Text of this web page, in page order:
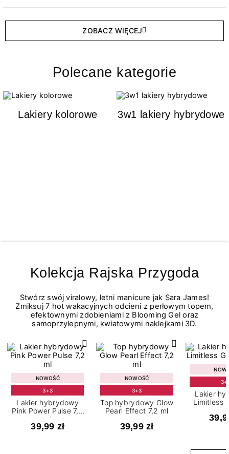
ZOBACZ WIĘCEJ
Polecane kategorie
Lakiery kolorowe 3w1 lakiery hybrydowe
Kolekcja Rajska Przygoda
Stwórz swój viralowy, letni manicure jak Sara James!
Zmiksuj 7 hot wakacyjnych odcieni z perłowym topem,
efektownymi zdobieniami z Blooming Gel oraz
samoprzylepnymi, kwiatowymi naklejkami 3D.
NOWOŚĆ
3+3
Lakier hybrydowy
Pink Power Pulse 7,2
ml
39,99 zł
NOWOŚĆ
3+3
Top hybrydowy Glow
Pearl Effect 7,2 ml
39,99 zł
Lakier
Limitless